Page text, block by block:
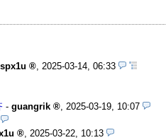
2025-03-14, 06:33
- guangrik
2025-03-19, 10:07
2025-03-22, 10:13